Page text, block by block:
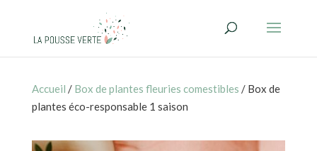
Accueil / Box de plantes fleuries comestibles / Box de
plantes éco-responsable 1 saison